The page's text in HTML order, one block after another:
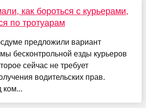
как бороться с курьерами,
по тротуарам
предложили вариант
бесконтрольной езды курьеров
сейчас не требует
водительских прав.
ком...